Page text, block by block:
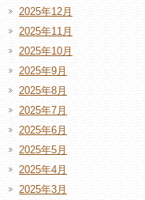
2025年12月
2025年11月
2025年10月
2025年9月
2025年8月
2025年7月
2025年6月
2025年5月
2025年4月
2025年3月